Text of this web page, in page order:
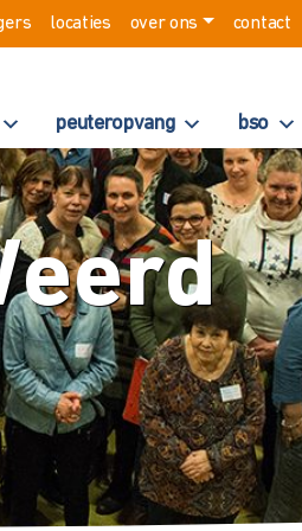
locaties over ons contact
peuteropvang bso